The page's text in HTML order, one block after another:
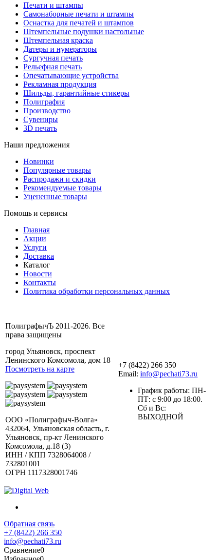
Печати и штампы
Самонаборные печати и штампы
Оснастка для печатей и штампов
Штемпельные подушки настольные
Штемпельная краска
Датеры и нумераторы
Сургучная печать
Рельефная печать
Опечатывающие устройства
Рекламная продукция
Шильды, гарантийные стикеры
Полиграфия
Производство
Сувениры
3D печать
Наши предложения
Новинки
Популярные товары
Распродажи и скидки
Рекомендуемые товары
Уцененные товары
Помощь и сервисы
Главная
Акции
Услуги
Доставка
Каталог
Новости
Контакты
Политика обработки персональных данных
ПолиграфычЪ 2011-2026. Все
права защищены
город Ульяновск, проспект
Ленинского Комсомола, дом 18
Посмотреть на карте
ООО «Полиграфыч-Волга»
432064, Ульяновская область, г.
Ульяновск, пр-кт Ленинского
Комсомола, д.18 (3)
ИНН / КПП 7328064008 /
732801001
ОГРН 1117328001746
+7 (8422) 266 350
Email: info@pechati73.ru
График работы: ПН-
ПТ: с 9:00 до 18:00.
Сб и Вс:
ВЫХОДНОЙ
Обратная связь
+7 (8422) 266 350
info@pechati73.ru
Сравнение0